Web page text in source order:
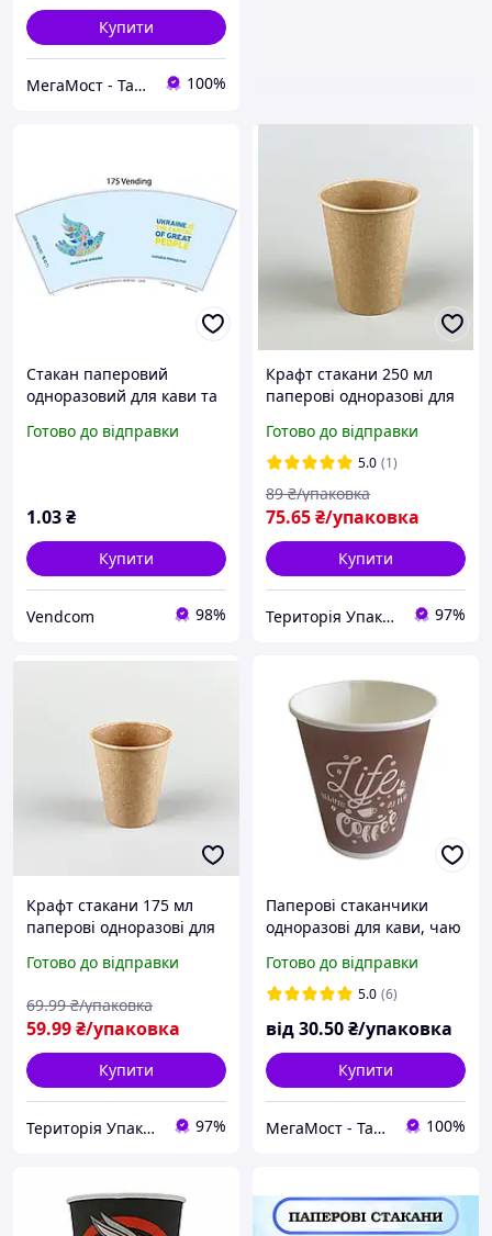
Купити
МегаМост - Тара і Упаковка 100%
Стакан паперовий
одноразовий для кави та
стакани для кави
Готово до відправки
1.03₴
Купити
Vendcom 98%
Крафт стакани 250 мл
паперові одноразові для
Готово до відправки
5.0 (1)
75.65₴/упаковка
89 ₴/упаковка
Купити
Територія Упаковки 97%
Крафт стакани 175 мл
паперові одноразові для
Готово до відправки
59.99₴/упаковка
69.99 ₴/упаковка
Купити
Територія Упаковки 97%
Паперові стаканчики
одноразові для кави, чаю
Готово до відправки
5.0 (6)
від30.50₴/упаковка
Купити
МегаМост - Тара і Упаковка 100%